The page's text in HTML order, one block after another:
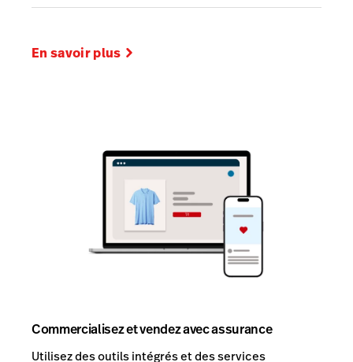
En savoir plus
Commercialisez et vendez avec assurance
Utilisez des outils intégrés et des services